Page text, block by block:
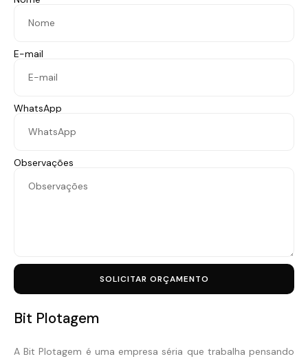
E-mail
WhatsApp
Observações
SOLICITAR ORÇAMENTO
Bit Plotagem
A Bit Plotagem é uma empresa séria que trabalha pensando